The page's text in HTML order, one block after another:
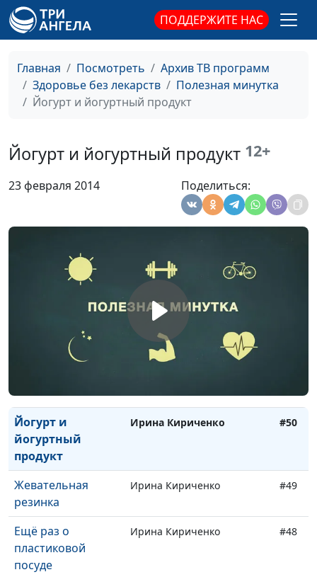
ПОДДЕРЖИТЕ НАС
Главная Посмотреть
Архив ТВ программ
Здоровье без лекарств
Полезная минутка
Йогурт и йогуртный продукт
Йогурт и йогуртный продукт 12+
23 февраля 2014 Поделиться:
Копчености:
вкусно, но вредно
Ирина Кириченко #59
Подсластитель
аспартам
Ирина Кириченко
Опасности
упаковки
Ирина Кириченко
Ирина Кириченко #55
разноцветной
Консерванты и
стабилизаторы
Ирина Кириченко
Ирина Кириченко
продукт
Йогурт и
йогуртный
продукт
Ирина Кириченко #50
Жевательная
резинка
Ирина Кириченко #49
Ещё раз о
пластиковой
посуде
Ирина Кириченко #48